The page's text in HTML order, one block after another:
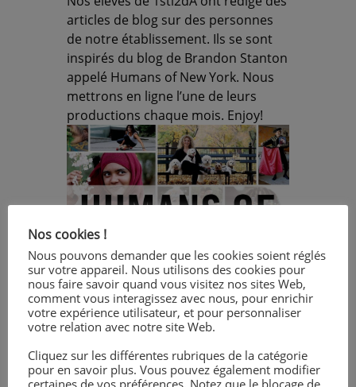
articles de blog sur des personnes
de notre établissement. Ils se sont
inspirés du blog de Brandon Stanton
appelé Humans of New York. Nous
mettrons en ligne l’une de leurs
productions chaque mois. Enjoy!
Nos cookies !
Nous pouvons demander que les cookies soient réglés
sur votre appareil. Nous utilisons des cookies pour
nous faire savoir quand vous visitez nos sites Web,
comment vous interagissez avec nous, pour enrichir
votre expérience utilisateur, et pour personnaliser
votre relation avec notre site Web.
Cliquez sur les différentes rubriques de la catégorie
pour en savoir plus. Vous pouvez également modifier
certaines de vos préférences. Notez que le blocage de